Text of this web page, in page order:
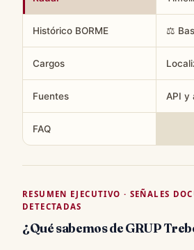
Histórico BORME ⚖️
Cargos
Fuentes API y
FAQ
RESUMEN EJECUTIVO · SEÑALES
DETECTADAS
¿Qué sabemos de GRUP